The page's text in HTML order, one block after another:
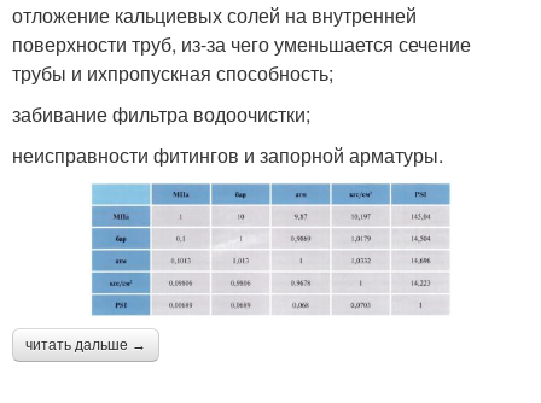
отложение кальциевых солей на внутренней
поверхности труб, из-за чего уменьшается сечение
трубы и ихпропускная способность;
забивание фильтра водоочистки;
неисправности фитингов и запорной арматуры.
читать дальше →